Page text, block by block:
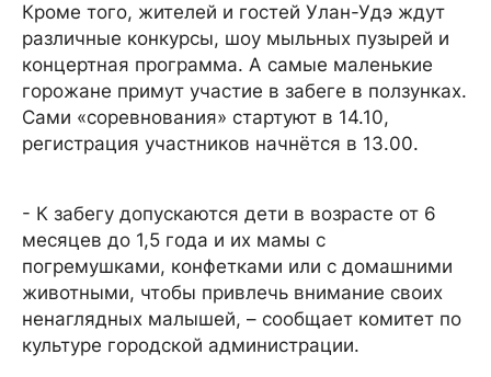
Кроме того, жителей и гостей Улан-Удэ ждут
различные конкурсы, шоу мыльных пузырей и
концертная программа. А самые маленькие
горожане примут участие в забеге в ползунках.
Сами «соревнования» стартуют в 14.10,
регистрация участников начнётся в 13.00.
- К забегу допускаются дети в возрасте от 6
месяцев до 1,5 года и их мамы с
погремушками, конфетками или с домашними
животными, чтобы привлечь внимание своих
ненаглядных малышей, – сообщает комитет по
культуре городской администрации.